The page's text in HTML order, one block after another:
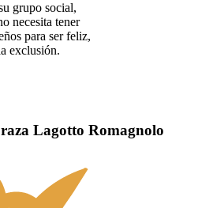
grupo social,
necesita tener
para ser feliz,
exclusión.
Lagotto Romagnolo